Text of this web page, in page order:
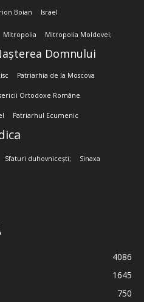
Boian Israel
Mitropolia Mitropolia Moldovei;
Domnului
Patriarhia de la Moscova
Ortodoxe Române
Patriarhul Ecumenic
Sfaturi duhovnicești; Sinaxa
4086
1645
750